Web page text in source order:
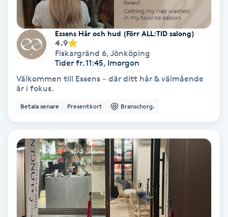
Barber
Barnklippning
Brynformning
Brynfärgning
Brynplockning
Essens Hår och hud (Förr ALL:TID salong)
4.9
Fiskargränd 6, Jönköping
Tider fr. 11:45, Imorgon
Välkommen till Essens – där ditt hår & välmående
är i fokus.
Betala senare Presentkort Branschorg.